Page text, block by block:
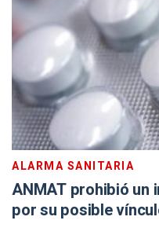
ALARMA SANITARIA
ANMAT prohibió un
por su posible